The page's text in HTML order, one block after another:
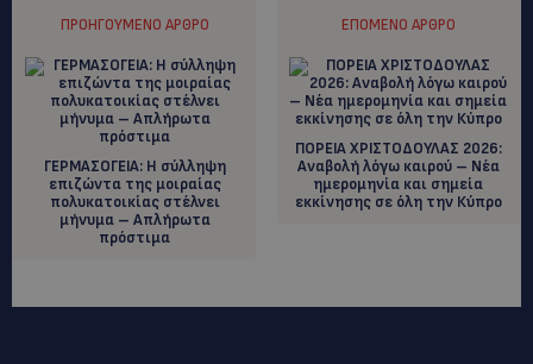
ΠΡΟΗΓΟΎΜΕΝΟ ΆΡΘΡΟ
ΓΕΡΜΑΣΟΓΕΙΑ: Η σύλληψη
επιζώντα της μοιραίας
πολυκατοικίας στέλνει
μήνυμα – Απλήρωτα
πρόστιμα
ΕΠΌΜΕΝΟ ΆΡΘΡΟ
ΠΟΡΕΙΑ ΧΡΙΣΤΟΔΟΥΛΑΣ 2026:
Αναβολή λόγω καιρού – Νέα
ημερομηνία και σημεία
εκκίνησης σε όλη την Κύπρο